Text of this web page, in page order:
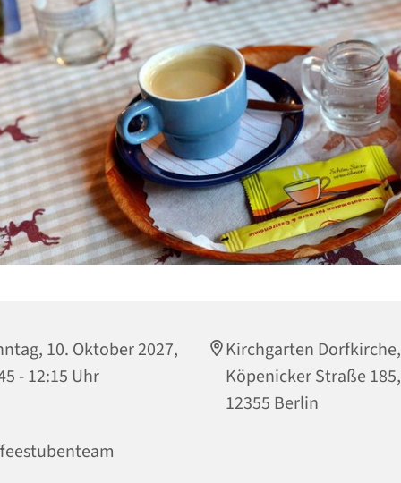
10. Oktober 2027,
- 12:15 Uhr
Kirchgarten Dorfkirche,
Köpenicker Straße 185,
12355 Berlin